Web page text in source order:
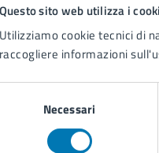
Questo sito web utilizza i
Utilizziamo cookie tecnici di
raccogliere informazioni
Necessari